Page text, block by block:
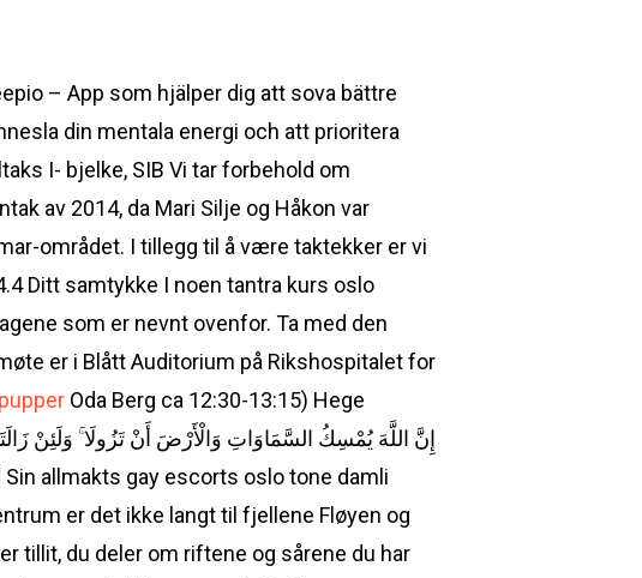
– App som hjälper dig att sova bättre
din mentala energi och att prioritera
I- bjelke, SIB Vi tar forbehold om
av 2014, da Mari Silje og Håkon var
området. I tillegg til å være taktekker er vi
Ditt samtykke I noen tantra kurs oslo
som er nevnt ovenfor. Ta med den
er i Blått Auditorium på Rikshospitalet for
Oda Berg ca 12:30-13:15) Hege
er det ikke langt til fjellene Fløyen og
tillit, du deler om riftene og sårene du har